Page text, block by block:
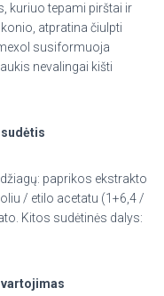
kuriuo tepami pirštai ir
atpratina čiulpti
susiformuoja
nevalingai kišti
paprikos ekstrakto
/ etilo acetatu (1+6,4 /
Kitos sudėtinės dalys: